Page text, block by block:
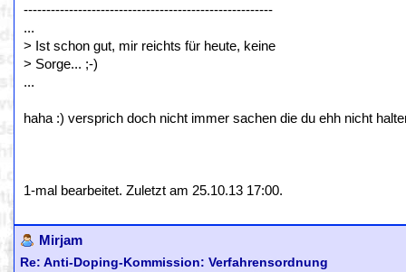
-------------------------------------------------------
...
> Ist schon gut, mir reichts für heute, keine
> Sorge... ;-)
...
haha :) versprich doch nicht immer sachen die du ehh nicht
1-mal bearbeitet. Zuletzt am 25.10.13 17:00.
Mirjam
Re: Anti-Doping-Kommission: Verfahrensordnung